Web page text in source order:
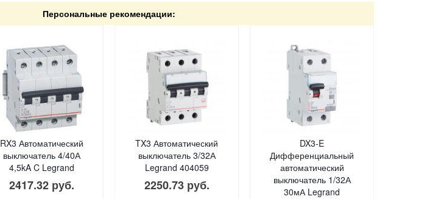
Персональные рекомендации:
RX3 Автоматический
выключатель 4/40А
4,5kA C Legrand
2417.32 руб.
TX3 Автоматический
выключатель 3/32А
Legrand 404059
2250.73 руб.
DX3-E
Дифференциальный
автоматический
выключатель 1/32А
30мА Legrand